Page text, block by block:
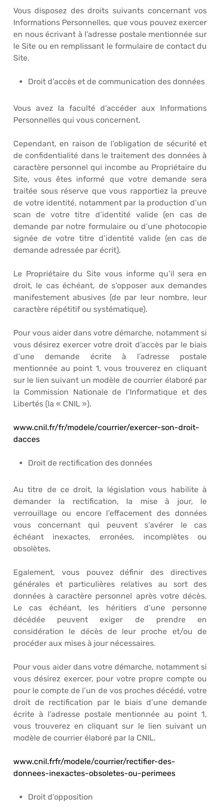
Vous disposez des droits suivants concernant vos
Informations Personnelles, que vous pouvez exercer
en nous écrivant à l’adresse postale mentionnée sur
le Site ou en remplissant le formulaire de contact du
Site.
Droit d’accès et de communication des données
Vous avez la faculté d’accéder aux Informations
Personnelles qui vous concernent.
Cependant, en raison de l’obligation de sécurité et
de confidentialité dans le traitement des données à
caractère personnel qui incombe au Propriétaire du
Site, vous êtes informé que votre demande sera
traitée sous réserve que vous rapportiez la preuve
de votre identité, notamment par la production d’un
scan de votre titre d’identité valide (en cas de
demande par notre formulaire ou d’une photocopie
signée de votre titre d’identité valide (en cas de
demande adressée par écrit).
Le Propriétaire du Site vous informe qu’il sera en
droit, le cas échéant, de s’opposer aux demandes
manifestement abusives (de par leur nombre, leur
caractère répétitif ou systématique).
Pour vous aider dans votre démarche, notamment si
vous désirez exercer votre droit d’accès par le biais
d’une demande écrite à l’adresse postale
mentionnée au point 1, vous trouverez en cliquant
sur le lien suivant un modèle de courrier élaboré par
la Commission Nationale de l’Informatique et des
Libertés (la « CNIL »).
www.cnil.fr/fr/modele/courrier/exercer-son-droit-
dacces
Droit de rectification des données
Au titre de ce droit, la législation vous habilite à
demander la rectification, la mise à jour, le
verrouillage ou encore l’effacement des données
vous concernant qui peuvent s’avérer le cas
échéant inexactes, erronées, incomplètes ou
obsolètes.
Egalement, vous pouvez définir des directives
générales et particulières relatives au sort des
données à caractère personnel après votre décès.
Le cas échéant, les héritiers d’une personne
décédée peuvent exiger de prendre en
considération le décès de leur proche et/ou de
procéder aux mises à jour nécessaires.
Pour vous aider dans votre démarche, notamment si
vous désirez exercer, pour votre propre compte ou
pour le compte de l’un de vos proches décédé, votre
droit de rectification par le biais d’une demande
écrite à l’adresse postale mentionnée au point 1,
vous trouverez en cliquant sur le lien suivant un
modèle de courrier élaboré par la CNIL.
www.cnil.frfr/modele/courrier/rectifier-des-
donnees-inexactes-obsoletes-ou-perimees
Droit d’opposition